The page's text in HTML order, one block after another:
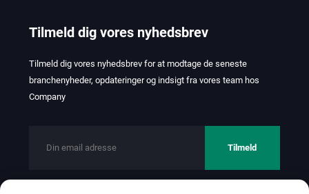
Tilmeld dig vores nyhedsbrev
Tilmeld dig vores nyhedsbrev for at modtage de seneste
branchenyheder, opdateringer og indsigt fra vores team hos
Company
Tilmeld